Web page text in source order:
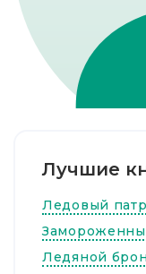
Лучшие
Ледовый
Ледяной